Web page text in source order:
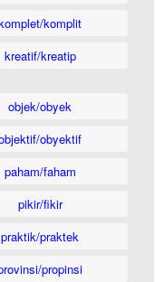
komplit
kreatif/kreatip
objek/obyek
obyektif
paham/faham
pikir/fikir
praktik/praktek
propinsi